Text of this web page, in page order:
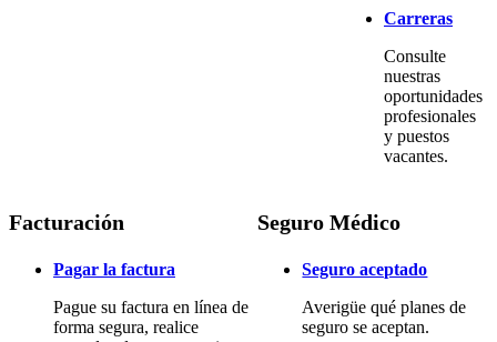
Carreras
Consulte
nuestras
oportunidades
profesionales
y puestos
vacantes.
Facturación
Pagar la factura
Pague su factura en línea de
forma segura, realice
Seguro Médico
Seguro aceptado
Averigüe qué planes de
seguro se aceptan.